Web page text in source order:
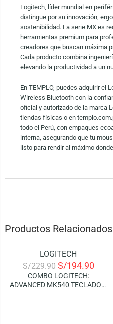
Logitech, líder mundial en
distingue por su innovación,
sostenibilidad. La serie MX es
herramientas premium para
creadores que buscan máxima
Cada producto combina
elevando la productividad a un
En TEMPLO, puedes adquirir el
Wireless Bluetooth con la
oficial y autorizado de la marca
tiendas físicas o en
todo el Perú, con empaques
interna, asegurando que tu
listo para rendir al máximo
Productos Relacionados
AGOTADO
LOGITECH
S/229.90 S/194.90
COMBO LOGITECH:
ADVANCED MK540 TECLADO +